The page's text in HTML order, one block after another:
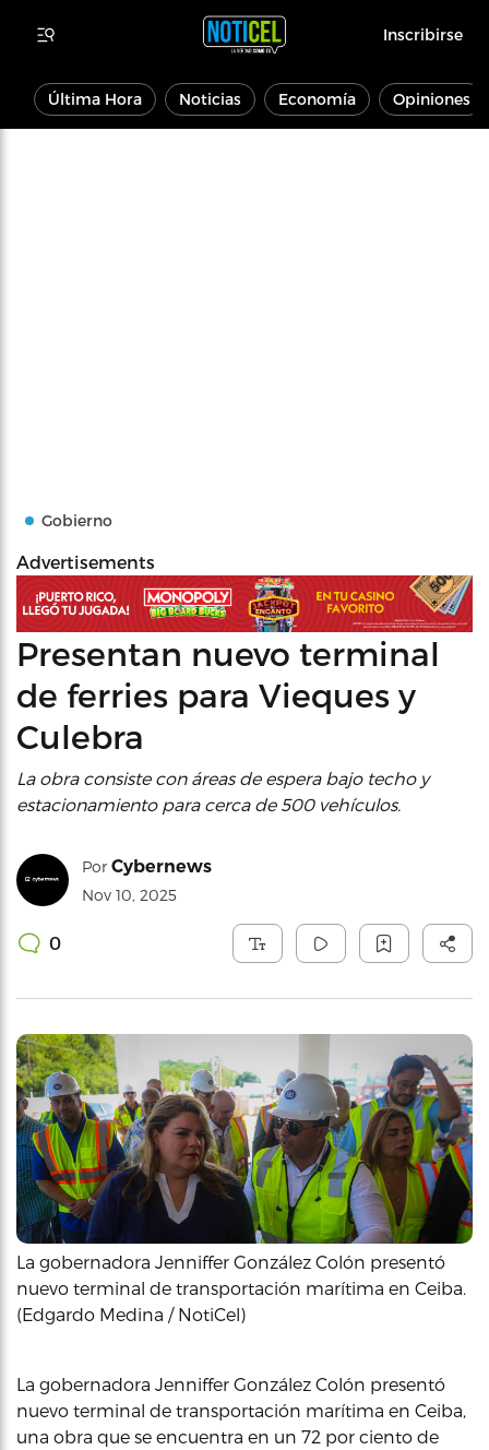
Inscribirse
Última Hora Noticias Economía Opiniones
Gobierno
Advertisements
Presentan nuevo terminal
de ferries para Vieques y
Culebra
La obra consiste con áreas de espera bajo techo y
estacionamiento para cerca de 500 vehículos.
Por Cybernews
Nov 10, 2025
0
La gobernadora Jenniffer González Colón presentó
nuevo terminal de transportación marítima en Ceiba.
(Edgardo Medina / NotiCel)
La gobernadora Jenniffer González Colón presentó
nuevo terminal de transportación marítima en Ceiba,
una obra que se encuentra en un 72 por ciento de